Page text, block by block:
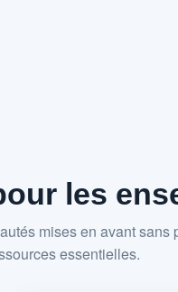
les
mises en avant sans
essentielles.